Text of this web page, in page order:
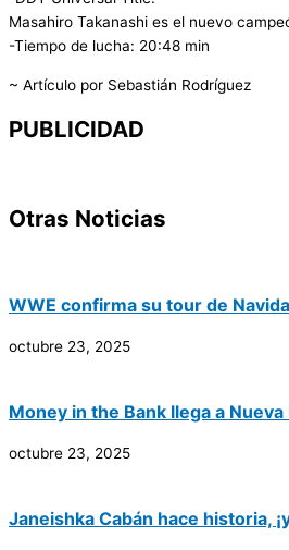
Masahiro Takanashi es el nuevo
-Tiempo de lucha: 20:48 min
~ Artículo por Sebastián Rodríguez
PUBLICIDAD
Otras Noticias
WWE confirma su tour de
octubre 23, 2025
Money in the Bank llega a
octubre 23, 2025
Janeishka Cabán hace historia,